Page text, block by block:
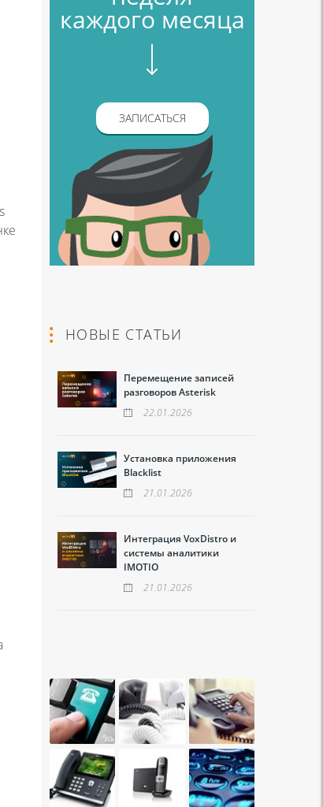
каждого месяца
ЗАПИСАТЬСЯ
НОВЫЕ СТАТЬИ
Перемещение записей
разговоров Asterisk
22.01.2026
Установка приложения
Blacklist
21.01.2026
Интеграция VoxDistro и
системы аналитики
IMOTIO
21.01.2026